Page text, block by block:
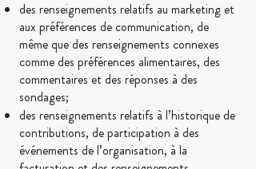
des renseignements relatifs au marketing et
aux préférences de communication, de
même que des renseignements connexes
comme des préférences alimentaires, des
commentaires et des réponses à des
sondages;
des renseignements relatifs à l’historique de
contributions, de participation à des
événements de l’organisation, à la